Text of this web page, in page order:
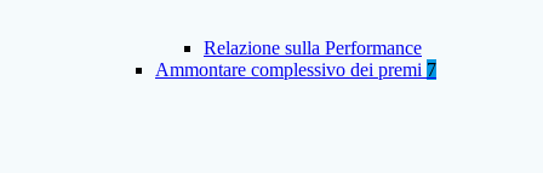
Relazione sulla Performance
Ammontare complessivo dei premi 7